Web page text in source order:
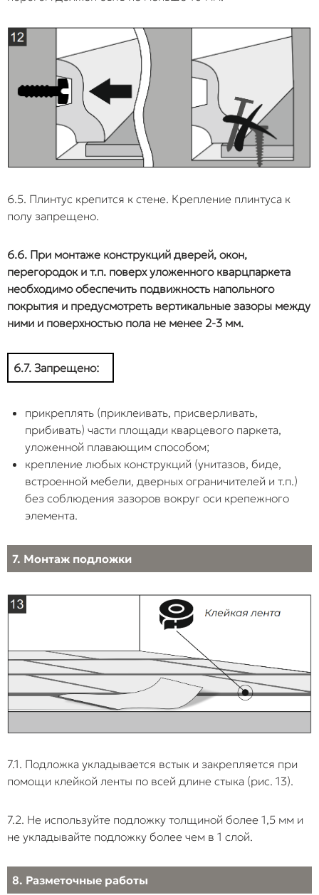
6.5. Плинтус крепится к стене. Крепление плинтуса к
полу запрещено.
6.6. При монтаже конструкций дверей, окон,
перегородок и т.п. поверх уложенного кварцпаркета
необходимо обеспечить подвижность напольного
покрытия и предусмотреть вертикальные зазоры между
ними и поверхностью пола не менее 2-3 мм.
6.7. Запрещено:
прикреплять (приклеивать, присверливать,
прибивать) части площади кварцевого паркета,
уложенной плавающим способом;
крепление любых конструкций (унитазов, биде,
встроенной мебели, дверных ограничителей и т.п.)
без соблюдения зазоров вокруг оси крепежного
элемента.
7. Монтаж подложки
7.1. Подложка укладывается встык и закрепляется при
помощи клейкой ленты по всей длине стыка (рис. 13).
7.2. Не используйте подложку толщиной более 1,5 мм и
не укладывайте подложку более чем в 1 слой.
8. Разметочные работы